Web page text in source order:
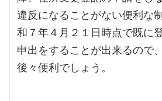
違反になることがない便利な
和７年４月２１日時点で既に
申出をすることが出来るので
後々便利でしょう。